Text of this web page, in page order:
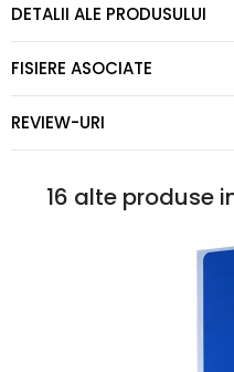
DETALII ALE PRODUSULUI
FISIERE ASOCIATE
REVIEW-URI
16 alte produse